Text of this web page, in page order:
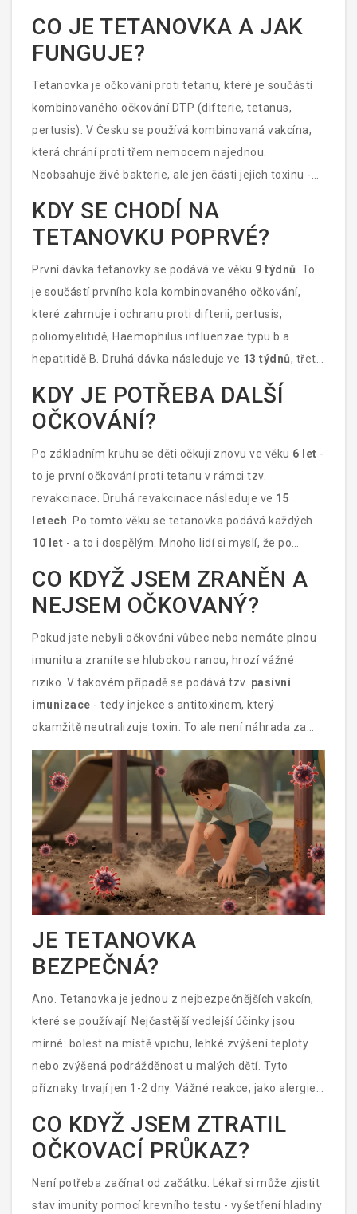
hřišti, v zahradě nebo i v domácnosti. Tyto bakterie se
skrývají v zemi, prachu, znečištěných předmětech, a
jejich toxin způsobuje těžké svalové křeče, které
mohou vést k zastavení dýchání. A to i u zdravého
dítěte.
CO JE TETANOVKA A JAK
FUNGUJE?
Tetanovka je očkování proti tetanu, které je součástí
kombinovaného očkování DTP (difterie, tetanus,
pertusis). V Česku se používá kombinovaná vakcína,
která chrání proti třem nemocem najednou.
Neobsahuje živé bakterie, ale jen části jejich toxinu -
tzv. toxoid. Tělo se naučí rozpoznat tyto částice a
vybuduje si imunitu, takže když se později setká s
pravou bakterií, nezachytí ji. Očkování proti tetanu je
velmi účinné - chrání téměř 100 % očkovaných lidí,
pokud je dodržen plán očkování.
KDY SE CHODÍ NA
TETANOVKU POPRVÉ?
První dávka tetanovky se podává ve věku 9 týdnů. To
je součástí prvního kola kombinovaného očkování,
které zahrnuje i ochranu proti difterii, pertusis,
poliomyelitidě, Haemophilus influenzae typu b a
hepatitidě B. Druhá dávka následuje ve 13 týdnů, třetí
. Tato trojice dávek je základní
imunizace, která vytváří pevnou imunitu. Bez ní je dítě
vystaveno vysokému riziku, pokud by se zranilo.
KDY JE POTŘEBA DALŠÍ
OČKOVÁNÍ?
Po základním kruhu se děti očkují znovu ve věku 6 let -
to je první očkování proti tetanu v rámci tzv.
revakcinace. Druhá revakcinace následuje ve 15
letech. Po tomto věku se tetanovka podává každých
10 let - a to i dospělým. Mnoho lidí si myslí, že po
dětství už tetanovku nemusí, ale to je velká chyba.
Bakterie tetanu se nevyhynuly. Rány se dějí i dospělým
- při práci v zahradě, při dopravních nehodách, při
úrazech. A tetanus se neobjeví jen u nečistých ran -
může se rozvinout i z malého bodnutí hřebíkem nebo
z infikovaného očního výboje.
CO KDYŽ JSEM ZRANĚN A
NEJSEM OČKOVANÝ?
Pokud jste nebyli očkováni vůbec nebo nemáte plnou
imunitu a zraníte se hlubokou ranou, hrozí vážné
riziko. V takovém případě se podává tzv. pasivní
imunizace - tedy injekce s antitoxinem, který
okamžitě neutralizuje toxin. To ale není náhrada za
očkování. Antitoxin působí jen na chvíli, zatímco
očkování vytváří dlouhodobou ochranu. A navíc: pokud
jste nebyli očkováni, budete muset absolvovat celý
plán očkování od začátku, což znamená několik
návštěv lékaře a více injekcí.
JE TETANOVKA
BEZPEČNÁ?
Ano. Tetanovka je jednou z nejbezpečnějších vakcín,
které se používají. Nejčastější vedlejší účinky jsou
mírné: bolest na místě vpichu, lehké zvýšení teploty
nebo zvýšená podrážděnost u malých dětí. Tyto
příznaky trvají jen 1-2 dny. Vážné reakce, jako alergie,
jsou extrémně vzácné - méně než jedna na milion
dávek. Pro srovnání: riziko smrti z tetanu u
nezaočkovaného člověka je až 10-20 %. V Česku se
tetanus v dětském věku vyskytuje jen několikrát za
desetiletí - a všechny případy se týkají
CO KDYŽ JSEM ZTRATIL
OČKOVACÍ PRŮKAZ?
Není potřeba začínat od začátku. Lékař si může zjistit
stav imunity pomocí krevního testu - vyšetření hladiny